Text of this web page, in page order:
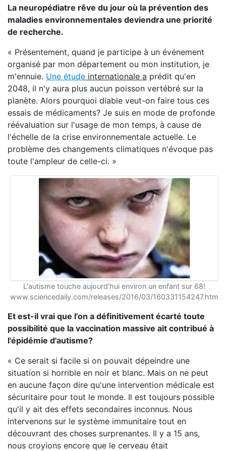
La neuropédiatre rêve du jour où la prévention des
maladies environnementales deviendra une priorité
de recherche.
« Présentement, quand je participe à un événement
organisé par mon département ou mon institution, je
m'ennuie. Une étude internationale a prédit qu'en
2048, il n'y aura plus aucun poisson vertébré sur la
planète. Alors pourquoi diable veut-on faire tous ces
essais de médicaments? Je suis en mode de profonde
réévaluation sur l'usage de mon temps, à cause de
l'échelle de la crise environnementale actuelle. Le
problème des changements climatiques n'évoque pas
toute l'ampleur de celle-ci. »
L'autisme touche aujourd'hui environ un enfant sur 68!
www.sciencedaily.com/releases/2016/03/160331154247.htm
Et est-il vrai que l'on a définitivement écarté toute
possibilité que la vaccination massive ait contribué à
l'épidémie d'autisme?
« Ce serait si facile si on pouvait dépeindre une
situation si horrible en noir et blanc. Mais on ne peut
en aucune façon dire qu'une intervention médicale est
sécuritaire pour tout le monde. Il est toujours possible
qu'il y ait des effets secondaires inconnus. Nous
intervenons sur le système immunitaire tout en
découvrant des choses surprenantes. Il y a 15 ans,
nous croyions encore que le cerveau était